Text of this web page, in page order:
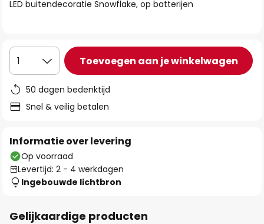
gallerij
LED buitendecoratie Snowflake, op batterijen
1 Toevoegen aan je winkelwagen
50 dagen bedenktijd
Snel & veilig betalen
Informatie over levering
Op voorraad
Levertijd: 2 - 4 werkdagen
Ingebouwde lichtbron
Gelijkaardige producten